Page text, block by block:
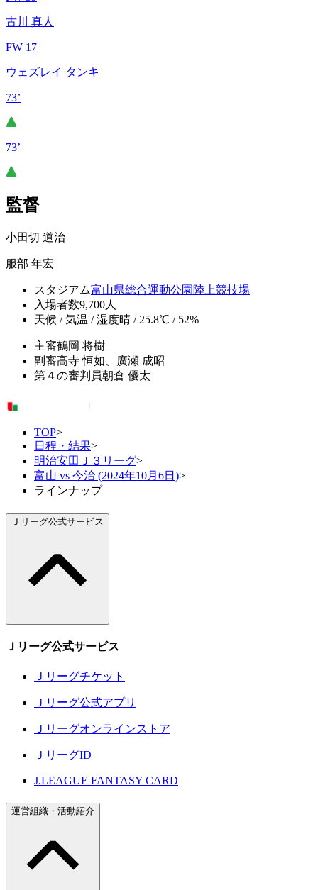
古川 真人
FW 17
ウェズレイ タンキ
73’
73’
監督
小田切 道治
服部 年宏
スタジアム富山県総合運動公園陸上競技場
入場者数9,700人
天候 / 気温 / 湿度晴 / 25.8℃ / 52%
主審鶴岡 将樹
副審高寺 恒如、廣瀬 成昭
第４の審判員朝倉 優太
TOP>
日程・結果>
明治安田Ｊ３リーグ>
富山 vs 今治 (2024年10月6日)>
ラインナップ
Ｊリーグ公式サービス
Ｊリーグ公式サービス
Ｊリーグチケット
Ｊリーグ公式アプリ
Ｊリーグオンラインストア
ＪリーグID
J.LEAGUE FANTASY CARD
運営組織・活動紹介